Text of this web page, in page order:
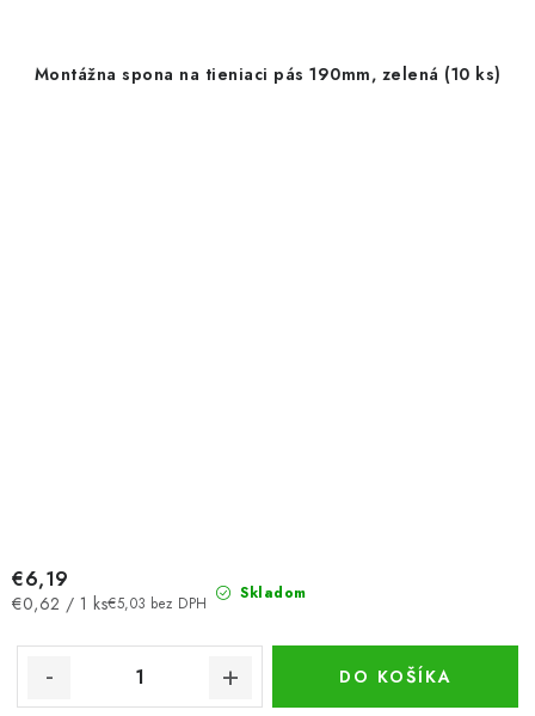
Montážna spona na tieniaci pás 190mm, zelená (10 ks)
Skladom
€5,03 bez DPH
€6,19
Jednotková
€0,62 / 1 ks
DO KOŠÍKA